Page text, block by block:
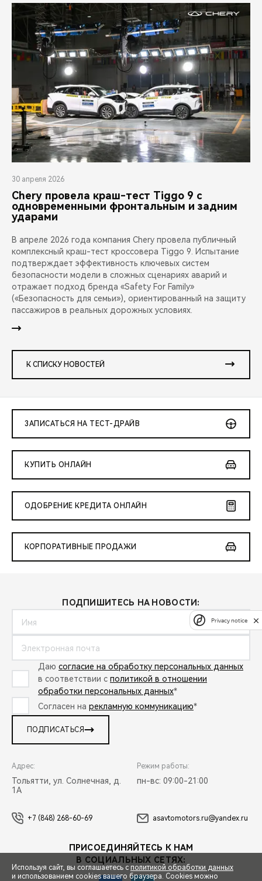
30 апреля 2026
Chery провела краш-тест Tiggo 9 с
одновременными фронтальным и задним
ударами
В апреле 2026 года компания Chery провела публичный
комплексный краш-тест кроссовера Tiggo 9. Испытание
подтверждает эффективность ключевых систем
безопасности модели в сложных сценариях аварий и
отражает подход бренда «Safety For Family»
(«Безопасность для семьи»), ориентированный на защиту
пассажиров в реальных дорожных условиях.
К СПИСКУ НОВОСТЕЙ
ЗАПИСАТЬСЯ НА ТЕСТ-ДРАЙВ
КУПИТЬ ОНЛАЙН
ОДОБРЕНИЕ КРЕДИТА ОНЛАЙН
КОРПОРАТИВНЫЕ ПРОДАЖИ
ПОДПИШИТЕСЬ НА НОВОСТИ:
Даю согласие на обработку персональных данных
в соответствии с политикой в отношении
обработки персональных данных*
Согласен на рекламную коммуникацию*
ПОДПИСАТЬСЯ
Адрес:
Тольятти, ул. Солнечная, д.
1А
Режим работы:
пн-вс: 09:00-21:00
+7 (848) 268-60-69 asavtomotors.ru@yandex.ru
ПРИСОЕДИНЯЙТЕСЬ К НАМ
В СОЦИАЛЬНЫХ СЕТЯХ:
Используя сайт, вы соглашаетесь с политикой обработки данных
и использованием cookies вашего браузера. Cookies можно
Privacy notice